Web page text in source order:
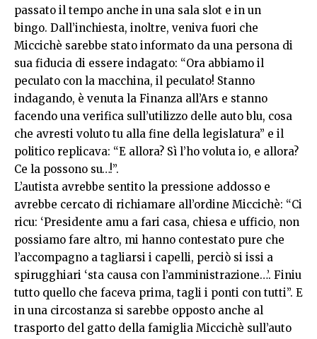
passato il tempo anche in una sala slot e in un
bingo. Dall’inchiesta, inoltre, veniva fuori che
Miccichè sarebbe stato informato da una persona di
sua fiducia di essere indagato: “Ora abbiamo il
peculato con la macchina, il peculato! Stanno
indagando, è venuta la Finanza all’Ars e stanno
facendo una verifica sull’utilizzo delle auto blu, cosa
che avresti voluto tu alla fine della legislatura” e il
politico replicava: “E allora? Sì l’ho voluta io, e allora?
Ce la possono su…!”.
L’autista avrebbe sentito la pressione addosso e
avrebbe cercato di richiamare all’ordine Miccichè: “Ci
ricu: ‘Presidente amu a fari casa, chiesa e ufficio, non
possiamo fare altro, mi hanno contestato pure che
l’accompagno a tagliarsi i capelli, perciò si issi a
spirugghiari ‘sta causa con l’amministrazione…’. Finiu
tutto quello che faceva prima, tagli i ponti con tutti”. E
in una circostanza si sarebbe opposto anche al
trasporto del gatto della famiglia Miccichè sull’auto